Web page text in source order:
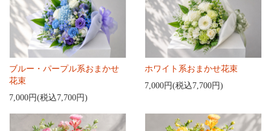
ブルー・パープル系おまかせ
花束
7,000円(税込7,700円)
ホワイト系おまかせ花束
7,000円(税込7,700円)